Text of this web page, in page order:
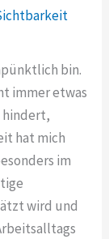
bin.
immer etwas
hindert,
hat mich
im
wird und